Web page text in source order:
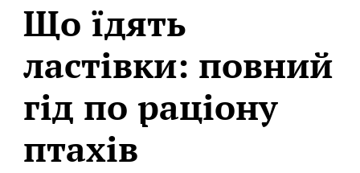
Що їдять
ластівки: повний
гід по раціону
птахів